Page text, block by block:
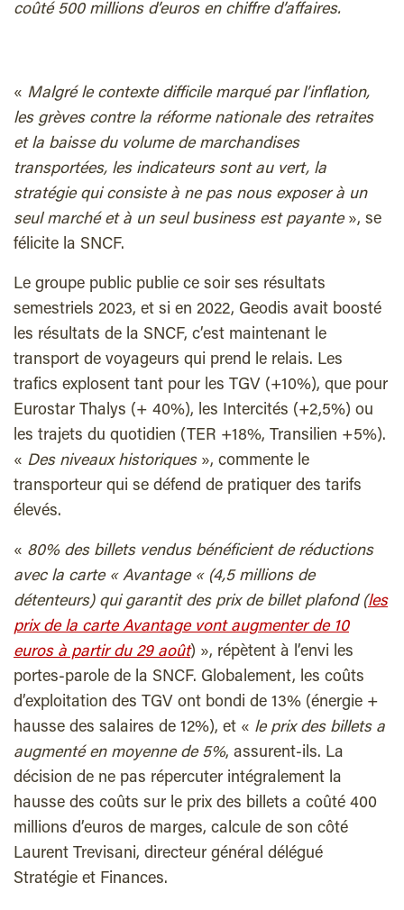
coûté 500 millions d’euros en chiffre d’affaires.
« Malgré le contexte difficile marqué par l’inflation,
les grèves contre la réforme nationale des retraites
et la baisse du volume de marchandises
transportées, les indicateurs sont au vert, la
stratégie qui consiste à ne pas nous exposer à un
seul marché et à un seul business est payante », se
félicite la SNCF.
Le groupe public publie ce soir ses résultats
semestriels 2023, et si en 2022, Geodis avait boosté
les résultats de la SNCF, c’est maintenant le
transport de voyageurs qui prend le relais. Les
trafics explosent tant pour les TGV (+10%), que pour
Eurostar Thalys (+ 40%), les Intercités (+2,5%) ou
les trajets du quotidien (TER +18%, Transilien +5%).
« Des niveaux historiques», commente le
transporteur qui se défend de pratiquer des tarifs
élevés.
« 80% des billets vendus bénéficient de réductions
avec la carte « Avantage « (4,5 millions de
détenteurs) qui garantit des prix de billet plafond (les
prix de la carte Avantage vont augmenter de 10
euros à partir du 29 août) », répètent à l’envi les
portes-parole de la SNCF. Globalement, les coûts
d’exploitation des TGV ont bondi de 13% (énergie +
hausse des salaires de 12%), et « le prix des billets a
augmenté en moyenne de 5%, assurent-ils. La
décision de ne pas répercuter intégralement la
hausse des coûts sur le prix des billets a coûté 400
millions d’euros de marges, calcule de son côté
Laurent Trevisani, directeur général délégué
Stratégie et Finances.